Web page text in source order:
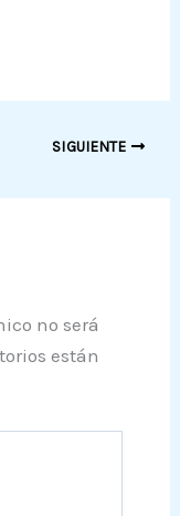
SIGUIENTE
no será
están